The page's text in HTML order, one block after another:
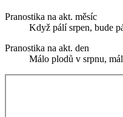
Pranostika na akt. měsíc
Když pálí srpen, bude
Pranostika na akt. den
Málo plodů v srpnu,